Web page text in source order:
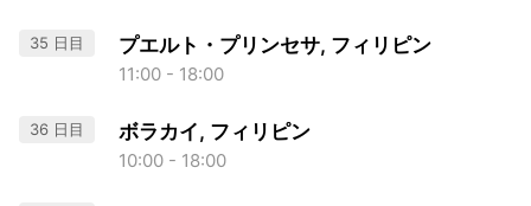
35 日目 プエルト・プリンセサ, フィリピン
11:00 - 18:00
36 日目 ボラカイ, フィリピン
10:00 - 18:00